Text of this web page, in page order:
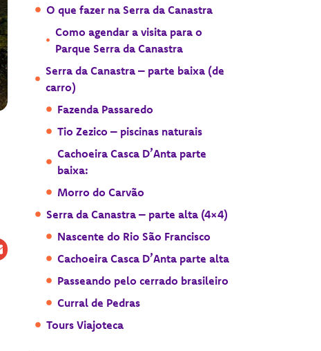
O que fazer na Serra da Canastra
Como agendar a visita para o
Parque Serra da Canastra
Serra da Canastra – parte baixa (de
carro)
Fazenda Passaredo
Tio Zezico – piscinas naturais
Cachoeira Casca D’Anta parte
baixa:
Morro do Carvão
Serra da Canastra – parte alta (4×4)
Nascente do Rio São Francisco
Cachoeira Casca D’Anta parte alta
Passeando pelo cerrado brasileiro
Curral de Pedras
Tours Viajoteca